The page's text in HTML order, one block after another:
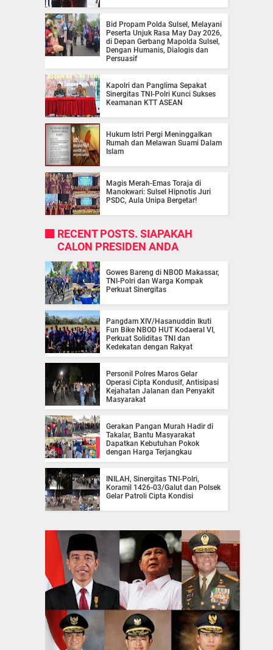
Bid Propam Polda Sulsel, Melayani
Peserta Unjuk Rasa May Day 2026,
di Depan Gerbang Mapolda Sulsel,
Dengan Humanis, Dialogis dan
Persuasif
Kapolri dan Panglima Sepakat
Sinergitas TNI-Polri Kunci Sukses
Keamanan KTT ASEAN
Hukum Istri Pergi Meninggalkan
Rumah dan Melawan Suami Dalam
Islam
Magis Merah-Emas Toraja di
Manokwari: Sulsel Hipnotis Juri
PSDC, Aula Unipa Bergetar!
RECENT POSTS. SIAPAKAH
CALON PRESIDEN ANDA
Gowes Bareng di NBOD Makassar,
TNI-Polri dan Warga Kompak
Perkuat Sinergitas
Pangdam XIV/Hasanuddin Ikuti
Fun Bike NBOD HUT Kodaeral VI,
Perkuat Soliditas TNI dan
Kedekatan dengan Rakyat
Personil Polres Maros Gelar
Operasi Cipta Kondusif, Antisipasi
Kejahatan Jalanan dan Penyakit
Masyarakat
Gerakan Pangan Murah Hadir di
Takalar, Bantu Masyarakat
Dapatkan Kebutuhan Pokok
dengan Harga Terjangkau
INILAH, Sinergitas TNI-Polri,
Koramil 1426-03/Galut dan Polsek
Gelar Patroli Cipta Kondisi